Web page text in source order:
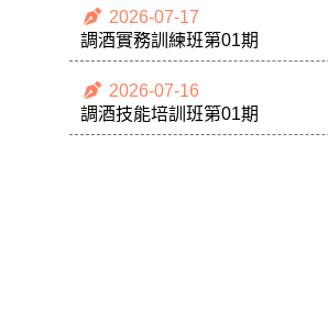
2026-07-17
調酒實務訓練班第01期
2026-07-16
調酒技能培訓班第01期